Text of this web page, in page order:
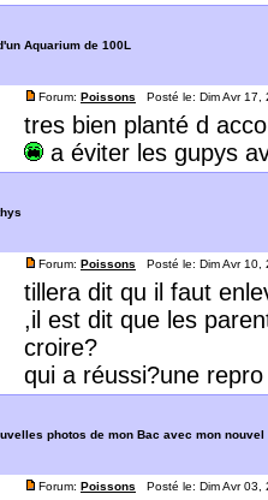
Aquarium de 100L
Forum: Poissons Posté le: Dim Avr
tres bien planté d
a éviter les gupys
Forum: Poissons Posté le: Dim Avr
tillera dit qu il faut
,il est dit que les
croire?
qui a réussi?une repro
photos de mon Bac avec mon nouvel
Forum: Poissons Posté le: Dim Avr